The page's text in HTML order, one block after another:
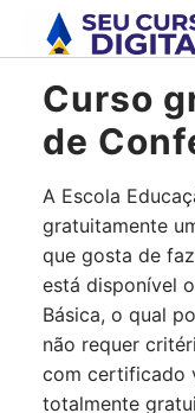
para
conteúdoCurso
de
A Escola
gratuitamente
que gosta de
está disponível
Básica, o qual
não requer
com certificado
totalmente